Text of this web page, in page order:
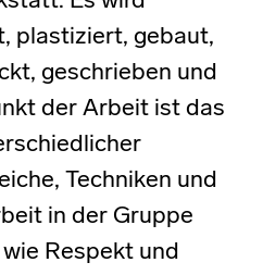
plastiziert, gebaut,
geschrieben und
der Arbeit ist das
Techniken und
in der Gruppe
Respekt und